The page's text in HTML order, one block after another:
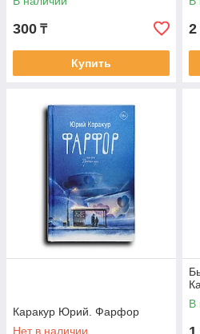
300 ₸
Купить
2
Каракур Юрий. Фарфор
Нет в наличии
В